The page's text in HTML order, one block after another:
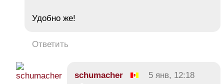
Удобно же!
Ответить
schumacher
5 янв, 12:18